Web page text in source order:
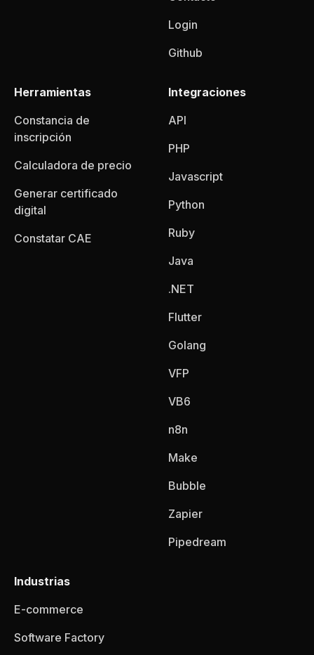
Login
Github
Herramientas
Constancia de
inscripción
Calculadora de precio
Generar certificado
digital
Constatar CAE
Integraciones
API
PHP
Javascript
Python
Ruby
Java
.NET
Flutter
Golang
VFP
VB6
n8n
Make
Bubble
Zapier
Pipedream
Industrias
E-commerce
Software Factory